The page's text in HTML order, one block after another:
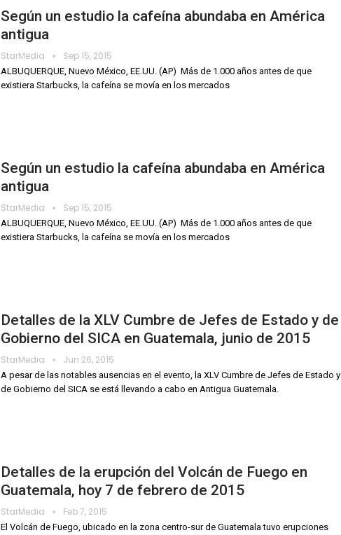
Según un estudio la cafeína abundaba en América
antigua
StarMedia Sep 15, 2015
ALBUQUERQUE, Nuevo México, EE.UU. (AP)  Más de 1.000 años antes de que
existiera Starbucks, la cafeína se movía en los mercados
Según un estudio la cafeína abundaba en América
antigua
StarMedia Sep 15, 2015
ALBUQUERQUE, Nuevo México, EE.UU. (AP)  Más de 1.000 años antes de que
existiera Starbucks, la cafeína se movía en los mercados
Detalles de la XLV Cumbre de Jefes de Estado y de
Gobierno del SICA en Guatemala, junio de 2015
StarMedia Jun 26, 2015
A pesar de las notables ausencias en el evento, la XLV Cumbre de Jefes de Estado y
de Gobierno del SICA se está llevando a cabo en Antigua Guatemala.
Detalles de la erupción del Volcán de Fuego en
Guatemala, hoy 7 de febrero de 2015
StarMedia Feb 7, 2015
El Volcán de Fuego, ubicado en la zona centro-sur de Guatemala tuvo erupciones